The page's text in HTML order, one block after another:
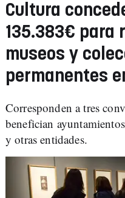
Cultura
135.383€ para
museos y
permanentes
Corresponden a tres
benefician
y otras entidades.